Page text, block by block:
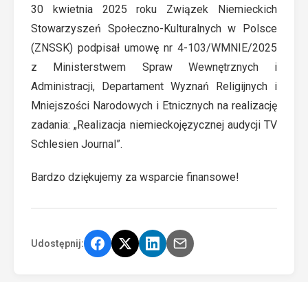
30 kwietnia 2025 roku Związek Niemieckich
Stowarzyszeń Społeczno-Kulturalnych w Polsce
(ZNSSK) podpisał umowę nr 4-103/WMNIE/2025
z Ministerstwem Spraw Wewnętrznych i
Administracji, Departament Wyznań Religijnych i
Mniejszości Narodowych i Etnicznych na realizację
zadania: „Realizacja niemieckojęzycznej audycji TV
Schlesien Journal”.
Bardzo dziękujemy za wsparcie finansowe!
Udostępnij: